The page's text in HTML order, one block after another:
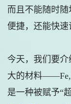
而且不能随时
便捷，还能快速
今天，我们要介
大的材料——Fe,
是一种被赋予“